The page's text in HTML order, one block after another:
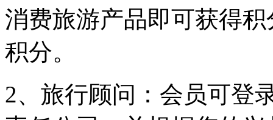
消费旅游产品即可获得
积分。
2、旅行顾问：会员可登